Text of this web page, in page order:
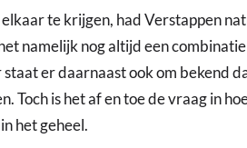
te krijgen, had Verstappen
namelijk nog altijd een
er daarnaast ook om bekend
Toch is het af en toe de vraag in
het geheel.